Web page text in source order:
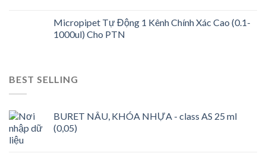
Micropipet Tự Động 1 Kênh Chính Xác Cao (0.1-
1000ul) Cho PTN
BEST SELLING
BURET NÂU, KHÓA NHỰA - class AS 25 ml
(0,05)